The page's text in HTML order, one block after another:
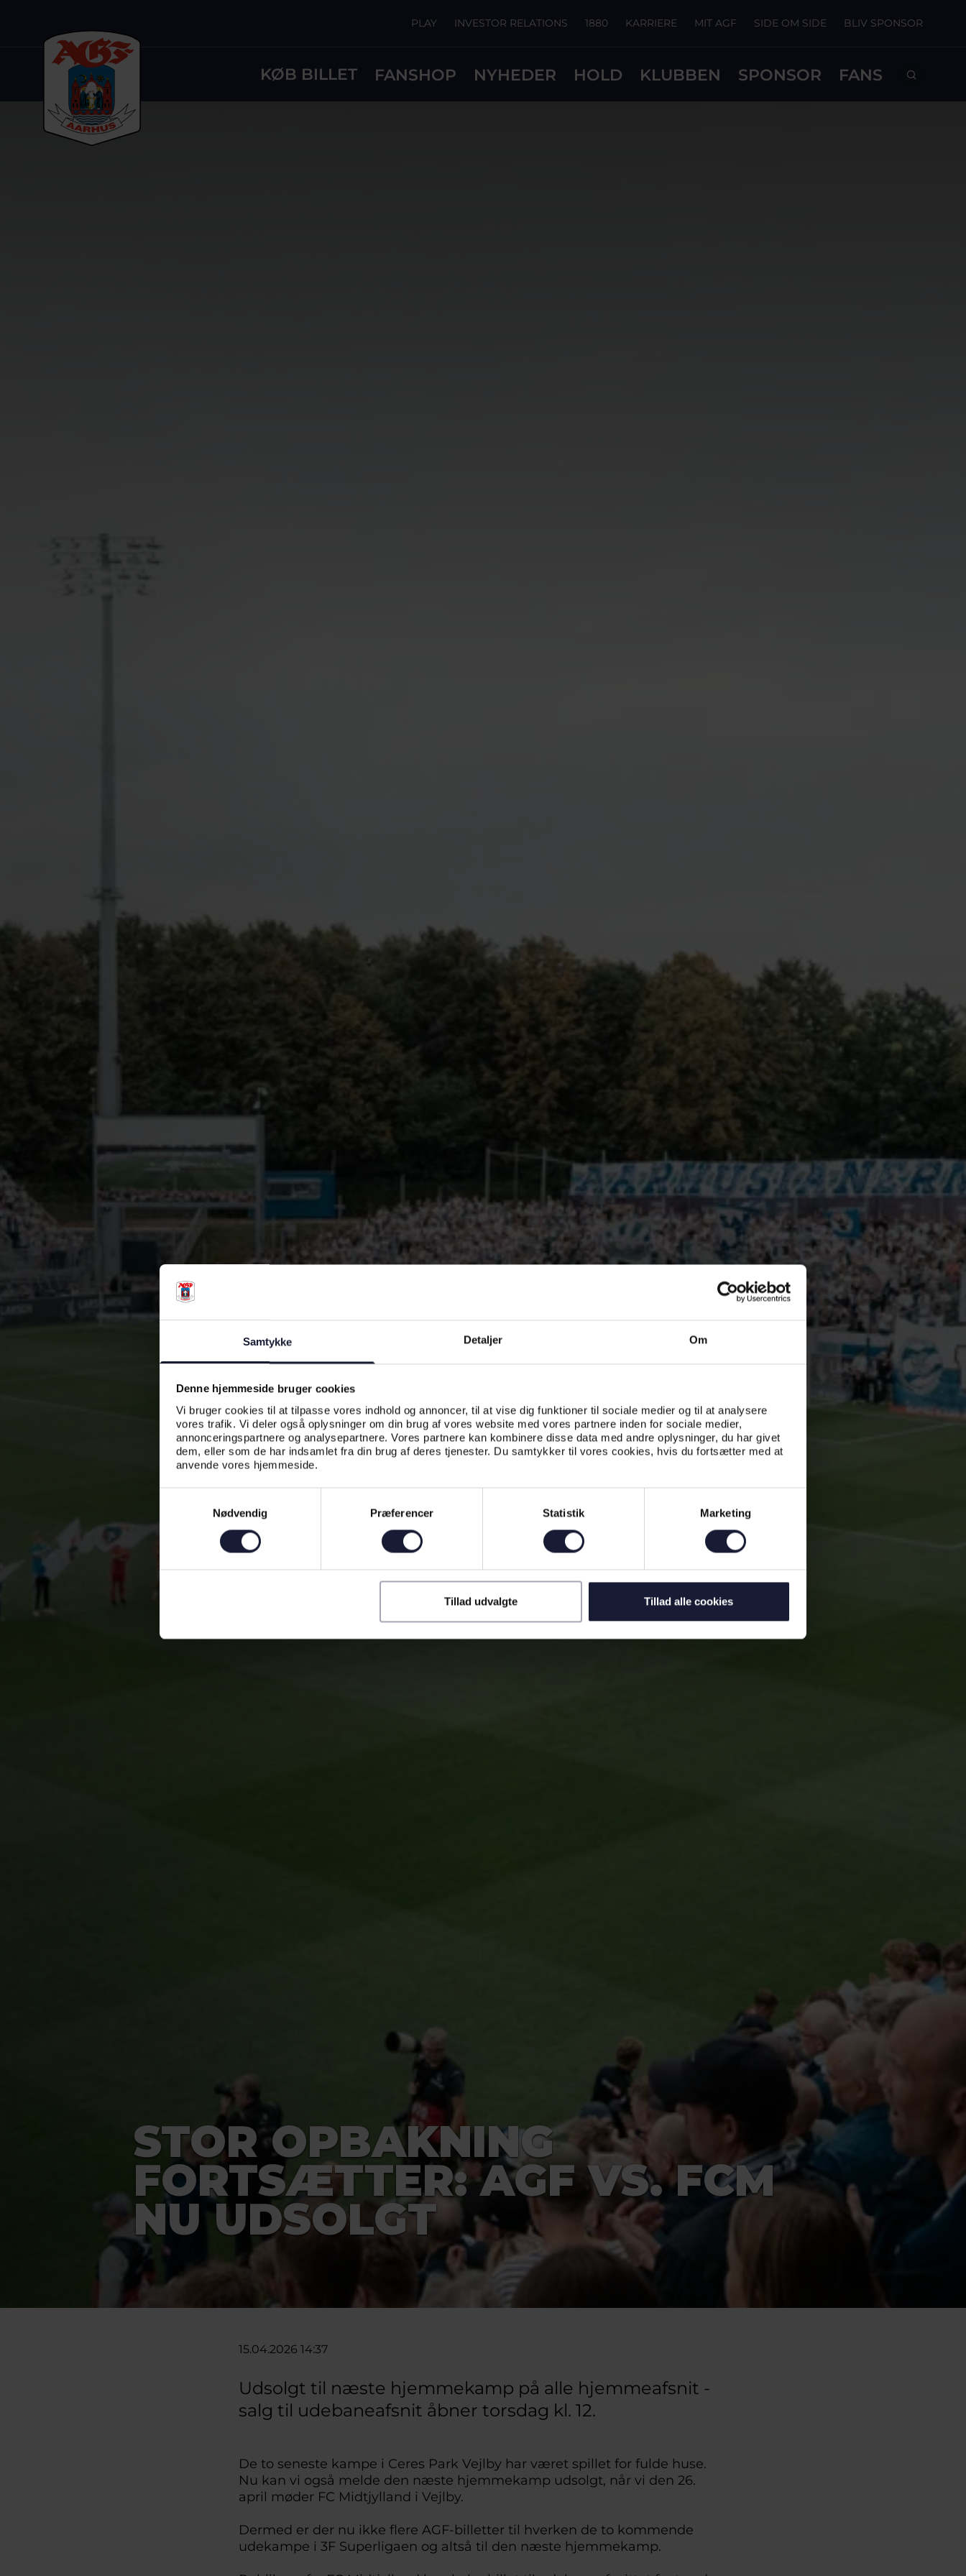
Samtykke Detaljer Om
Denne hjemmeside bruger cookies
Vi bruger cookies til at tilpasse vores indhold og annoncer, til at vise dig funktioner til sociale medier og til at analysere
vores trafik. Vi deler også oplysninger om din brug af vores website med vores partnere inden for sociale medier,
annonceringspartnere og analysepartnere. Vores partnere kan kombinere disse data med andre oplysninger, du har givet
dem, eller som de har indsamlet fra din brug af deres tjenester. Du samtykker til vores cookies, hvis du fortsætter med at
anvende vores hjemmeside.
Nødvendig
Præferencer Statistik Marketing
Tillad udvalgte Tillad alle cookies
KØB BILLET FANSHOP NYHEDER HOLD KLUBBEN SPONSOR FANS
PLAY INVESTOR RELATIONS 1880 KARRIERE MIT AGF SIDE OM SIDE BLIV SPONSOR
STOR OPBAKNING
FORTSÆTTER: AGF VS. FCM
NU UDSOLGT
15.04.2026 14:37
Udsolgt til næste hjemmekamp på alle hjemmeafsnit -
salg til udebaneafsnit åbner torsdag kl. 12.
De to seneste kampe i Ceres Park Vejlby har været spillet for fulde huse.
Nu kan vi også melde den næste hjemmekamp udsolgt, når vi den 26.
april møder FC Midtjylland i Vejlby.
Dermed er der nu ikke flere AGF-billetter til hverken de to kommende
udekampe i 3F Superligaen og altså til den næste hjemmekamp.